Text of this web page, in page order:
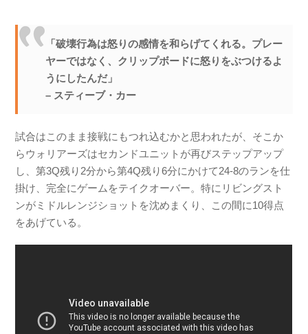
「破壊行為は怒りの感情を和らげてくれる。プレー
ヤーではなく、クリップボードに怒りをぶつけるよ
うにしたんだ」
– スティーブ・カー
試合はこのまま接戦にもつれ込むかと思われたが、そこか
らウォリアーズはセカンドユニットが再びステップアップ
し、第3Q残り2分から第4Q残り6分にかけて24-8のランを仕
掛け、完全にゲームをテイクオーバー。特にリビングスト
ンがミドルレンジショットを沈めまくり、この間に10得点
をあげている。